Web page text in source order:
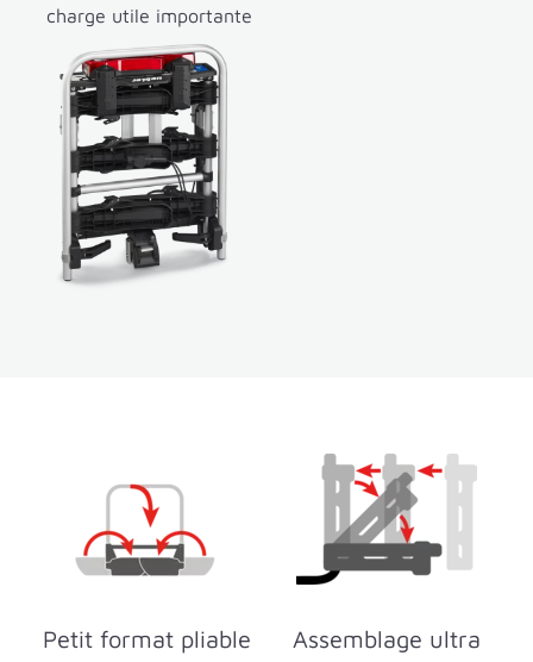
charge utile importante
Petit format pliable
Assemblage ultra